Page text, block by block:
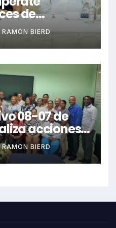
de
a
RAMON BIERD
08-07 de
acciones
año escolar
RAMON BIERD